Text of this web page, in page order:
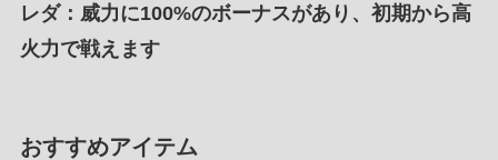
レダ：威力に100%のボーナスがあり、初期から高
火力で戦えます
おすすめアイテム